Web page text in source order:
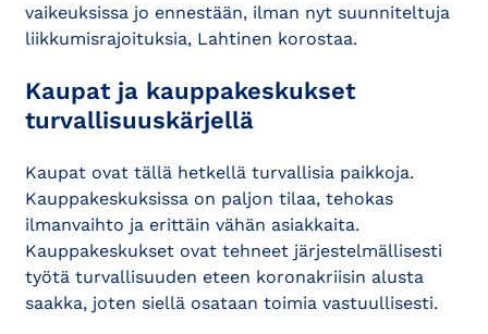
vaikeuksissa jo ennestään, ilman nyt suunniteltuja
liikkumisrajoituksia, Lahtinen korostaa.
Kaupat ja kauppakeskukset
turvallisuuskärjellä
Kaupat ovat tällä hetkellä turvallisia paikkoja.
Kauppakeskuksissa on paljon tilaa, tehokas
ilmanvaihto ja erittäin vähän asiakkaita.
Kauppakeskukset ovat tehneet järjestelmällisesti
työtä turvallisuuden eteen koronakriisin alusta
saakka, joten siellä osataan toimia vastuullisesti.